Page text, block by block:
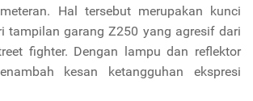
Hal tersebut merupakan kunci
tampilan garang Z250 yang agresif dari
fighter. Dengan lampu dan reflektor
kesan ketangguhan ekspresi